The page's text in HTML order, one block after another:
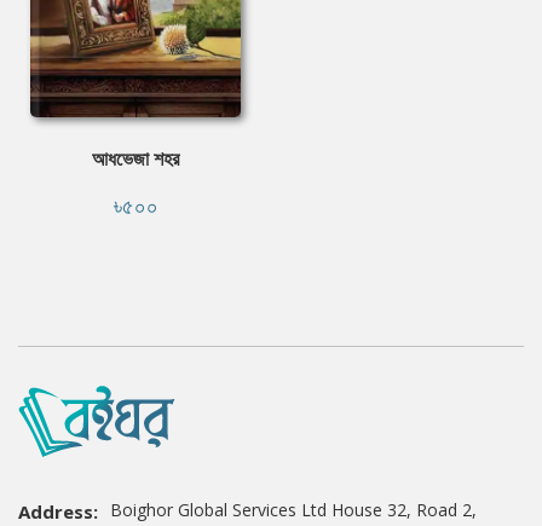
আধভেজা শহর
৳৫০০
Address: Boighor Global Services Ltd House 32, Road 2,